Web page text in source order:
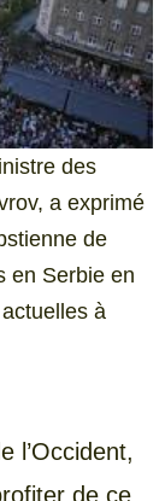
des
a exprimé
de
en Serbie en
à
l’Occident,
de ce